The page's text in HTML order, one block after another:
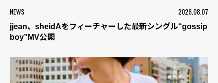
NEWS 2026.08.07
jjean、sheidAをフィーチャーした最新シングル“gossip
boy”MV公開